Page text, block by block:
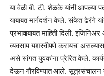
या वेळी बी. टी. शेळके यांनी आपल्या
याबाबत मार्गदर्शन केले. संकेत ढेरंगे
प्रभावाबाबत माहिती दिली.
व्यवसाय यशस्वीपणे करायचा असल्यास
असे सांगत युवकांना प्रेरित केले.
देऊन गौरविण्यात आले. सूत्रसंचालन